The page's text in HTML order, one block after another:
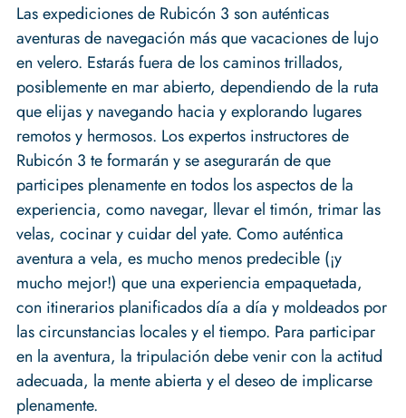
Las expediciones de Rubicón 3 son auténticas
aventuras de navegación más que vacaciones de lujo
en velero. Estarás fuera de los caminos trillados,
posiblemente en mar abierto, dependiendo de la ruta
que elijas y navegando hacia y explorando lugares
remotos y hermosos. Los expertos instructores de
Rubicón 3 te formarán y se asegurarán de que
participes plenamente en todos los aspectos de la
experiencia, como navegar, llevar el timón, trimar las
velas, cocinar y cuidar del yate. Como auténtica
aventura a vela, es mucho menos predecible (¡y
mucho mejor!) que una experiencia empaquetada,
con itinerarios planificados día a día y moldeados por
las circunstancias locales y el tiempo. Para participar
en la aventura, la tripulación debe venir con la actitud
adecuada, la mente abierta y el deseo de implicarse
plenamente.